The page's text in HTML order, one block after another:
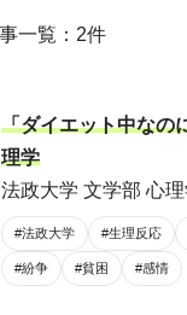
一覧：2件
「ダイエット中なの
理学
法政大学 文学部 心
#法政大学 #生理反応
#紛争 #貧困 #感情